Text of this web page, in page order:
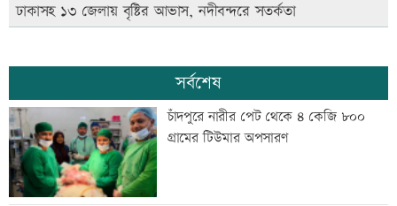
ঢাকাসহ ১৩ জেলায় বৃষ্টির আভাস, নদীবন্দরে সতর্কতা
সর্বশেষ
চাঁদপুরে নারীর পেট থেকে ৪ কেজি ৮০০
গ্রামের টিউমার অপসারণ